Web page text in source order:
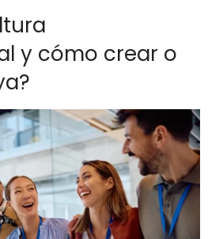
y cómo crear o